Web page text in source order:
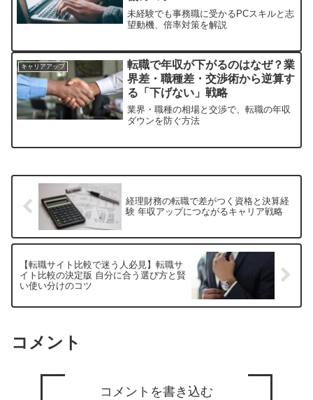
未経験でも事務職に受かるPCスキルと志
望動機、倍率対策を解説
キャリアアップ
転職で年収が下がるのはなぜ？業
界差・職種差・交渉術から逆算す
る「下げない」戦略
業界・職種の相場と交渉で、転職の年収
ダウンを防ぐ方法
経理財務の転職で差がつく資格と決算経
験 年収アップにつながるキャリア戦略
【転職サイト比較で迷う人必見】転職サ
イト比較の決定版 自分に合う選び方と賢
い使い分けのコツ
コメント
コメントを書き込む